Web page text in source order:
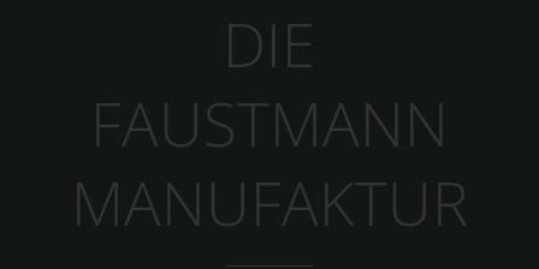
DIE
FAUSTMANN
MANUFAKTUR